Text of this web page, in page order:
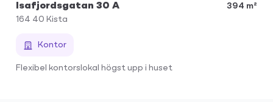
Isafjordsgatan 30 A
394 m²
164 40 Kista
Kontor
Flexibel kontorslokal högst upp i huset